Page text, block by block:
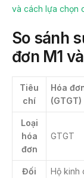
và cách lựa chọn
So sánh
đơn M1
Tiêu
chí
Hóa
(GTGT)
Loại
hóa
đơn
GTGT
Đối
Hộ kinh